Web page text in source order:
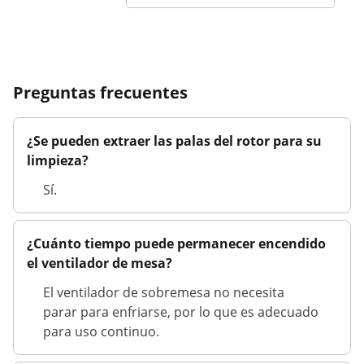
Preguntas frecuentes
¿Se pueden extraer las palas del rotor para su
limpieza?
Sí.
¿Cuánto tiempo puede permanecer encendido
el ventilador de mesa?
El ventilador de sobremesa no necesita
parar para enfriarse, por lo que es adecuado
para uso continuo.